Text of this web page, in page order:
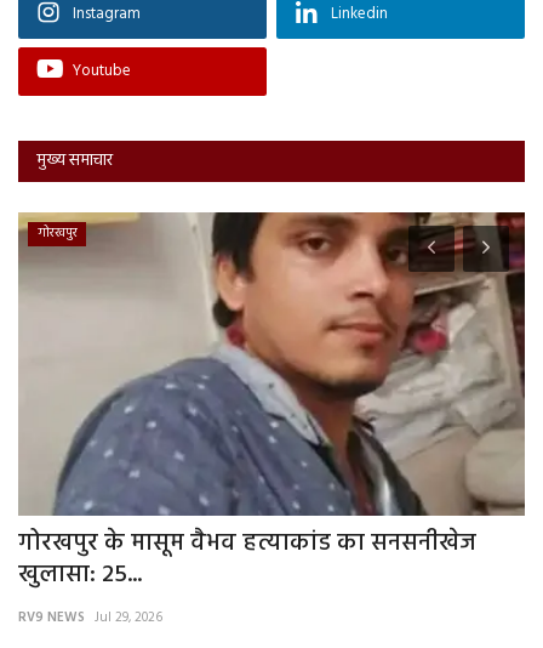
Instagram Linkedin
Youtube
मुख्य समाचार
गोरखपुर
गोरखपुर के मासूम वैभव हत्याकांड का सनसनीखेज
खुलासा: 25...
RV9 NEWS Jul 29, 2026